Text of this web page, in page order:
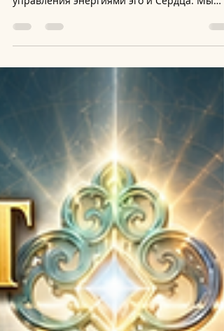
изучаем эту структуру и механику
управления энергиями эго и Сердца. Мы
следом из него создаются внешние факты,
кажущиеся незыблемой твердой
реальностью. С другой стороны, мы
посмотрим на непосредственное созидание
из состояния «выше эго» — из Сердца Здесь
и Сейчас. Сравним оба подхода и внесем
ясность в то, как именно эго забирает себе
«пульт управления» и как вернуть его в
"осознанны